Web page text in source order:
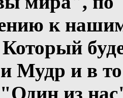
к
Мудр и в
из